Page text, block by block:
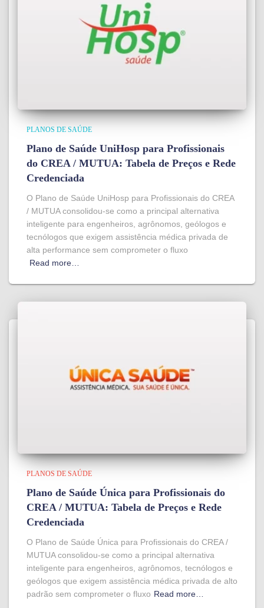
PLANOS DE SAÚDE
Plano de Saúde UniHosp para Profissionais
do CREA / MUTUA: Tabela de Preços e Rede
Credenciada
O Plano de Saúde UniHosp para Profissionais do CREA
/ MUTUA consolidou-se como a principal alternativa
inteligente para engenheiros, agrônomos, geólogos e
tecnólogos que exigem assistência médica privada de
alta performance sem comprometer o fluxo
Read more…
PLANOS DE SAÚDE
Plano de Saúde Única para Profissionais do
CREA / MUTUA: Tabela de Preços e Rede
Credenciada
O Plano de Saúde Única para Profissionais do CREA /
MUTUA consolidou-se como a principal alternativa
inteligente para engenheiros, agrônomos, tecnólogos e
geólogos que exigem assistência médica privada de alto
padrão sem comprometer o fluxo Read more…